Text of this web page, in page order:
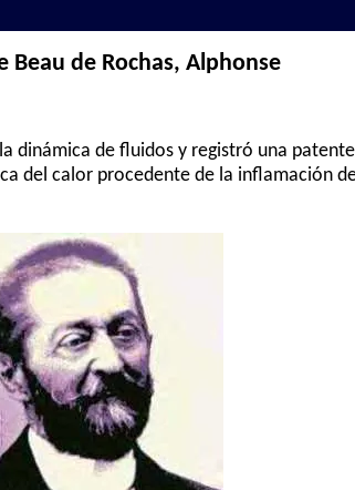
Beau de Rochas, Alphonse
dinámica de fluidos y registró una
del calor procedente de la inflamación